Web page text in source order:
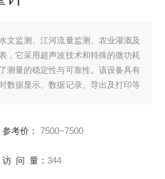
文监测、江河流量监测、农业灌溉及
，它采用超声波技术和特殊的微功耗
测量的稳定性与可靠性。该设备具有
数据显示、数据记录、导出及打印等
参考价： 7500~7500
访 问 量： 344